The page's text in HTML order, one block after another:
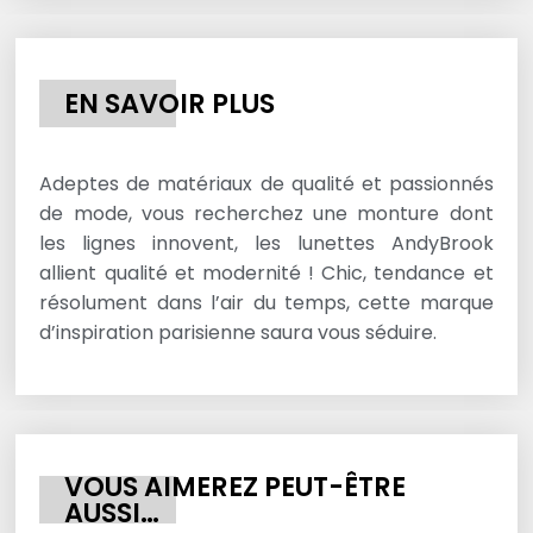
EN SAVOIR PLUS
Adeptes de matériaux de qualité et passionnés
de mode, vous recherchez une monture dont
les lignes innovent, les lunettes AndyBrook
allient qualité et modernité ! Chic, tendance et
résolument dans l’air du temps, cette marque
d’inspiration parisienne saura vous séduire.
VOUS AIMEREZ PEUT-ÊTRE
AUSSI…